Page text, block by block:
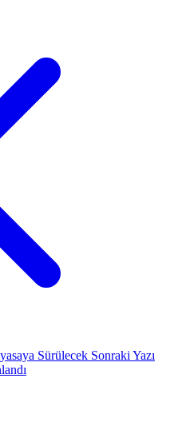
Sürülecek Sonraki Yazı